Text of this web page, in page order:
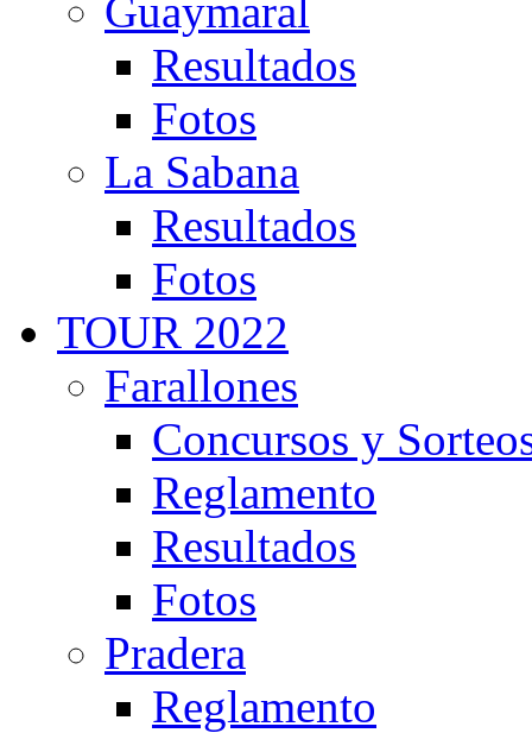
Guaymaral
Resultados
Fotos
La Sabana
Resultados
Fotos
TOUR 2022
Farallones
Concursos y
Reglamento
Resultados
Fotos
Pradera
Reglamento